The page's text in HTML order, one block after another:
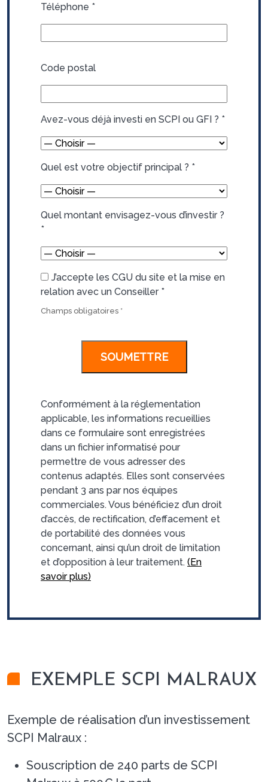
Téléphone *
Code postal
Avez-vous déjà investi en SCPI ou GFI ? *
Quel est votre objectif principal ? *
Quel montant envisagez-vous d’investir ?
*
J’accepte les CGU du site et la mise en
relation avec un Conseiller *
Champs obligatoires *
Conformément à la réglementation
applicable, les informations recueillies
dans ce formulaire sont enregistrées
dans un fichier informatisé pour
permettre de vous adresser des
contenus adaptés. Elles sont conservées
pendant 3 ans par nos équipes
commerciales. Vous bénéficiez d’un droit
d’accès, de rectification, d’effacement et
de portabilité des données vous
concernant, ainsi qu’un droit de limitation
et d’opposition à leur traitement. (En
savoir plus)
EXEMPLE SCPI MALRAUX
Exemple de réalisation d’un investissement
SCPI Malraux :
Souscription de 240 parts de SCPI